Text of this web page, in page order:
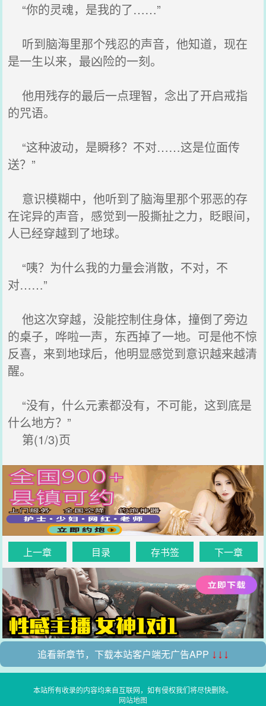
“你的灵魂，是我的了……”
听到脑海里那个残忍的声音，他知道，现在
是一生以来，最凶险的一刻。
他用残存的最后一点理智，念出了开启戒指
的咒语。
“这种波动，是瞬移？不对……这是位面传
送？”
意识模糊中，他听到了脑海里那个邪恶的存
在诧异的声音，感觉到一股撕扯之力，眨眼间，
人已经穿越到了地球。
“咦？为什么我的力量会消散，不对，不
对……”
他这次穿越，没能控制住身体，撞倒了旁边
的桌子，哗啦一声，东西掉了一地。可是他不惊
反喜，来到地球后，他明显感觉到意识越来越清
醒。
“没有，什么元素都没有，不可能，这到底是
什么地方？”
第(1/3)页
上一章 目录 存书签 下一章
追看新章节，下载本站客户端无广告APP ↓↓↓
本站所有收录的内容均来自互联网，如有侵权我们将尽快删除。
网站地图